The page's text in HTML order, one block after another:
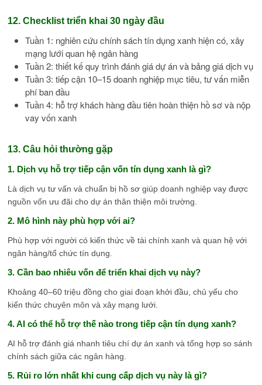
12. Checklist triển khai 30 ngày đầu
Tuần 1: nghiên cứu chính sách tín dụng xanh hiện có, xây
mạng lưới quan hệ ngân hàng
Tuần 2: thiết kế quy trình đánh giá dự án và bảng giá dịch vụ
Tuần 3: tiếp cận 10–15 doanh nghiệp mục tiêu, tư vấn miễn
phí ban đầu
Tuần 4: hỗ trợ khách hàng đầu tiên hoàn thiện hồ sơ và nộp
vay vốn xanh
13. Câu hỏi thường gặp
1. Dịch vụ hỗ trợ tiếp cận vốn tín dụng xanh là gì?
Là dịch vụ tư vấn và chuẩn bị hồ sơ giúp doanh nghiệp vay được
nguồn vốn ưu đãi cho dự án thân thiện môi trường.
2. Mô hình này phù hợp với ai?
Phù hợp với người có kiến thức về tài chính xanh và quan hệ với
ngân hàng/tổ chức tín dụng.
3. Cần bao nhiêu vốn để triển khai dịch vụ này?
Khoảng 40–60 triệu đồng cho giai đoạn khởi đầu, chủ yếu cho
kiến thức chuyên môn và xây mạng lưới.
4. AI có thể hỗ trợ thế nào trong tiếp cận tín dụng xanh?
AI hỗ trợ đánh giá nhanh tiêu chí dự án xanh và tổng hợp so sánh
chính sách giữa các ngân hàng.
5. Rủi ro lớn nhất khi cung cấp dịch vụ này là gì?